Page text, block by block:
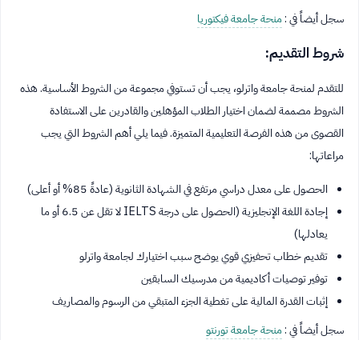
سجل أيضاً في :منحة جامعة فيكتوريا
شروط التقديم:
للتقدم لمنحة جامعة واترلو، يجب أن تستوفي مجموعة من الشروط الأساسية. هذه
الشروط مصممة لضمان اختيار الطلاب المؤهلين والقادرين على الاستفادة
القصوى من هذه الفرصة التعليمية المتميزة. فيما يلي أهم الشروط التي يجب
مراعاتها:
الحصول على معدل دراسي مرتفع في الشهادة الثانوية (عادةً 85% أو أعلى)
إجادة اللغة الإنجليزية (الحصول على درجة IELTS لا تقل عن 6.5 أو ما
يعادلها)
تقديم خطاب تحفيزي قوي يوضح سبب اختيارك لجامعة واترلو
توفير توصيات أكاديمية من مدرسيك السابقين
إثبات القدرة المالية على تغطية الجزء المتبقي من الرسوم والمصاريف
سجل أيضاً في :منحة جامعة تورنتو